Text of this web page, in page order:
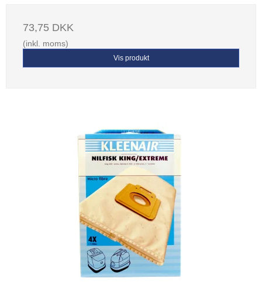
73,75 DKK
(inkl. moms)
Vis produkt